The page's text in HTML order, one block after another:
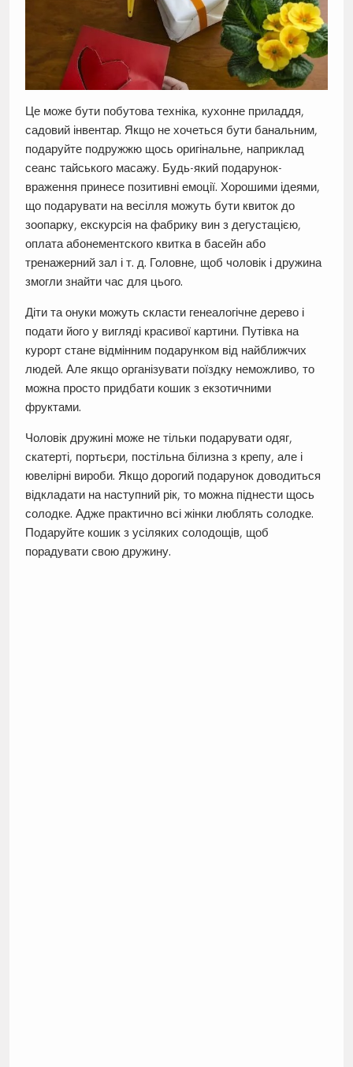
Це може бути побутова техніка, кухонне приладдя,
садовий інвентар. Якщо не хочеться бути банальним,
подаруйте подружжю щось оригінальне, наприклад
сеанс тайського масажу. Будь-який подарунок-
враження принесе позитивні емоції. Хорошими ідеями,
що подарувати на весілля можуть бути квиток до
зоопарку, екскурсія на фабрику вин з дегустацією,
оплата абонементского квитка в басейн або
тренажерний зал і т. д. Головне, щоб чоловік і дружина
змогли знайти час для цього.
Діти та онуки можуть скласти генеалогічне дерево і
подати його у вигляді красивої картини. Путівка на
курорт стане відмінним подарунком від найближчих
людей. Але якщо організувати поїздку неможливо, то
можна просто придбати кошик з екзотичними
фруктами.
Чоловік дружині може не тільки подарувати одяг,
скатерті, портьєри, постільна білизна з крепу, але і
ювелірні вироби. Якщо дорогий подарунок доводиться
відкладати на наступний рік, то можна піднести щось
солодке. Адже практично всі жінки люблять солодке.
Подаруйте кошик з усіляких солодощів, щоб
порадувати свою дружину.